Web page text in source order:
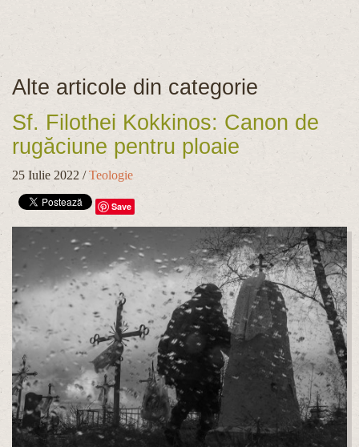
Alte articole din categorie
Sf. Filothei Kokkinos: Canon de
rugăciune pentru ploaie
25 Iulie 2022 /Teologie
Save